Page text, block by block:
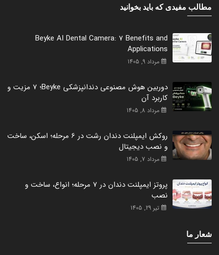
مطالب مفیدی که باید بخوانید
Beyke AI Dental Camera: 7 Benefits and
Applications
مرداد 9, 1405
دوربین هوش مصنوعی دندانپزشکی Beyke؛ 7 مزیت و
کاربرد آن
مرداد 8, 1405
روکش ایمپلنت دندان رشت در 6 مرحله؛ اسکن، ساخت
و نصب دیجیتال
مرداد 7, 1405
پروتز ایمپلنت دندان در 7 مرحله؛ انواع، ساخت و
نصب
تیر 29, 1405
شعار ما